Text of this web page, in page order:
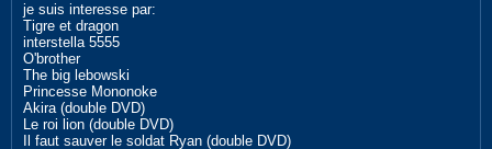
je suis interesse par:
Tigre et dragon
interstella 5555
O'brother
The big lebowski
Princesse Mononoke
Akira (double DVD)
Le roi lion (double DVD)
Il faut sauver le soldat Ryan (double DVD)